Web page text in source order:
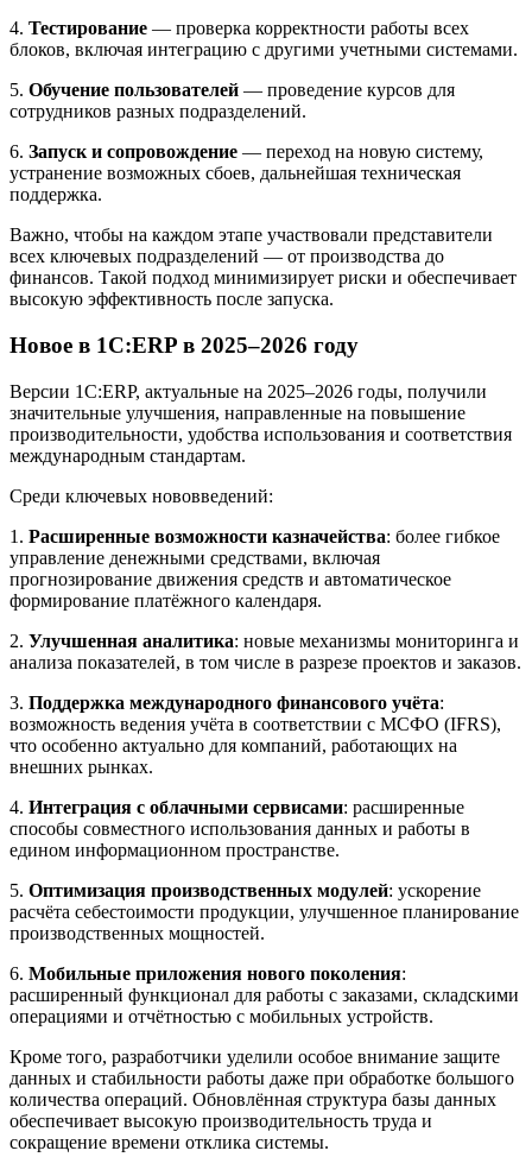
4. Тестирование — проверка корректности работы всех
блоков, включая интеграцию с другими учетными системами.
5. Обучение пользователей — проведение курсов для
сотрудников разных подразделений.
6. Запуск и сопровождение — переход на новую систему,
устранение возможных сбоев, дальнейшая техническая
поддержка.
Важно, чтобы на каждом этапе участвовали представители
всех ключевых подразделений — от производства до
финансов. Такой подход минимизирует риски и обеспечивает
высокую эффективность после запуска.
Новое в 1С:ERP в 2025–2026 году
Версии 1С:ERP, актуальные на 2025–2026 годы, получили
значительные улучшения, направленные на повышение
производительности, удобства использования и соответствия
международным стандартам.
Среди ключевых нововведений:
1. Расширенные возможности казначейства: более гибкое
управление денежными средствами, включая
прогнозирование движения средств и автоматическое
формирование платёжного календаря.
2. Улучшенная аналитика: новые механизмы мониторинга и
анализа показателей, в том числе в разрезе проектов и заказов.
3. Поддержка международного финансового учёта:
возможность ведения учёта в соответствии с МСФО (IFRS),
что особенно актуально для компаний, работающих на
внешних рынках.
4. Интеграция с облачными сервисами: расширенные
способы совместного использования данных и работы в
едином информационном пространстве.
5. Оптимизация производственных модулей: ускорение
расчёта себестоимости продукции, улучшенное планирование
производственных мощностей.
6. Мобильные приложения нового поколения:
расширенный функционал для работы с заказами, складскими
операциями и отчётностью с мобильных устройств.
Кроме того, разработчики уделили особое внимание защите
данных и стабильности работы даже при обработке большого
количества операций. Обновлённая структура базы данных
обеспечивает высокую производительность труда и
сокращение времени отклика системы.